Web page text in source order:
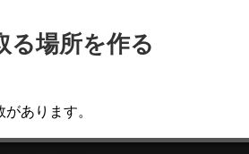
る場所を作る
あります。